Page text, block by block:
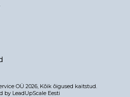
OÜ 2026, Kõik õigused kaitstud.
by LeadUpScale Eesti